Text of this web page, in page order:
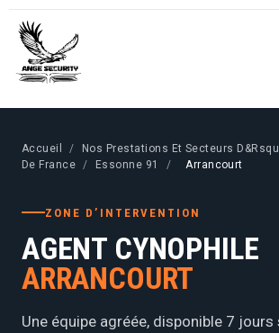
Accueil / Nos Prestations Et Secteurs
De France / Essonne 91 / Arrancourt
ZONE D’INTERVENTION
AGENT CYNOPHILE
ARRANCOURT
Une équipe agréée, disponible 7 jours